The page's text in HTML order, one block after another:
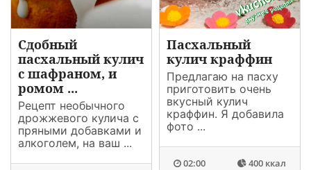
Сдобный
пасхальный кулич
с шафраном, и
ромом ...
Рецепт необычного
дрожжевого кулича с
пряными добавками и
алкоголем, на ваш ...
Пасхальный
кулич краффин
Предлагаю на пасху
приготовить очень
вкусный кулич
краффин. Я добавила
фото ...
02:00 400 ккал